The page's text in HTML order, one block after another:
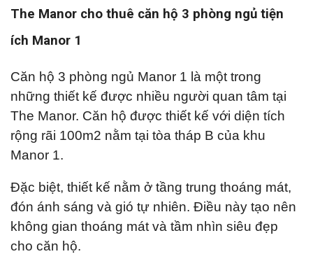
The Manor cho thuê căn hộ 3 phòng ngủ tiện
ích Manor 1
Căn hộ 3 phòng ngủ Manor 1 là một trong
những thiết kế được nhiều người quan tâm tại
The Manor. Căn hộ được thiết kế với diện tích
rộng rãi 100m2 nằm tại tòa tháp B của khu
Manor 1.
Đặc biệt, thiết kế nằm ở tầng trung thoáng mát,
đón ánh sáng và gió tự nhiên. Điều này tạo nên
không gian thoáng mát và tầm nhìn siêu đẹp
cho căn hộ.